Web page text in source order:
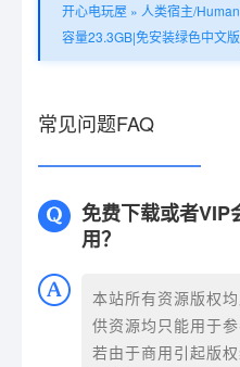
开心电玩屋 » 人类宿主/
容量23.3GB|免安装绿色中文
常见问题FAQ
免费下载或者VIP
用？
本站所有资源版权
供资源均只能用于
若由于商用引起版